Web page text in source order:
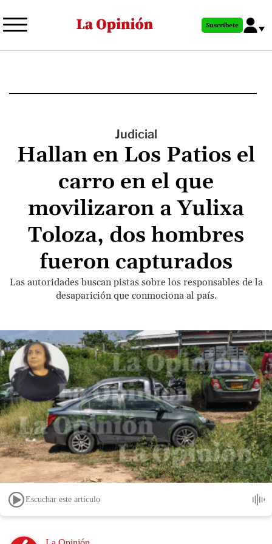
al
principal
Suscríbete
Judicial
Hallan en Los Patios el
carro en el que
movilizaron a Yulixa
Toloza, dos hombres
fueron capturados
Las autoridades buscan pistas sobre los responsables de la
desaparición que conmociona al país.
Escuchar este artículo